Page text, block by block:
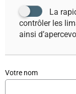
La
contrôler les
ainsi
Votre nom